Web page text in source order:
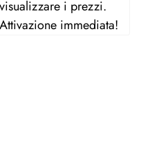
visualizzare i prezzi.
Attivazione immediata!